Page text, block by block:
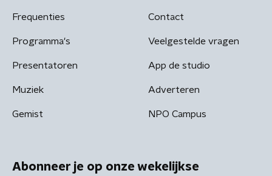
Frequenties
Programma's
Presentatoren
Muziek
Gemist
Contact
Veelgestelde vragen
App de studio
Adverteren
NPO Campus
Abonneer je op onze wekelijkse